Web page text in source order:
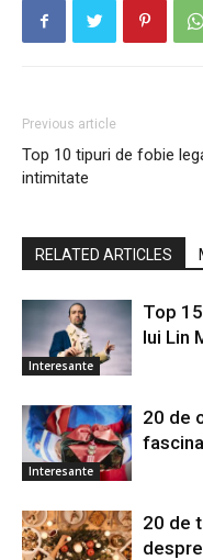
Previous article
Top 10 tipuri de fobie
intimitate
RELATED ARTICLES
Interesante
Top
lui Lin
Interesante
20 de
20 de